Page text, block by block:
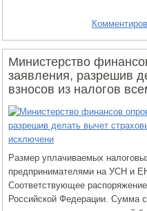
Министерство
заявления, разрешив
взносов из налогов
Размер уплачиваемых
предпринимателями на УСН и
Соответствующее
Российской Федерации. Сумма